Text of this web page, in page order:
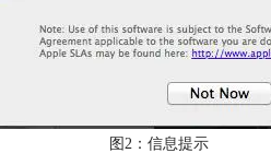
图2：信息提示